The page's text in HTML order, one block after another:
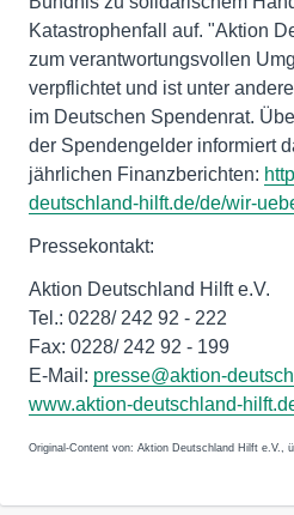
Katastrophenfall auf. "Aktion
zum verantwortungsvollen
verpflichtet und ist unter
im Deutschen Spendenrat.
der Spendengelder informiert
jährlichen Finanzberichten:
deutschland-hilft.de/de/wir-
Pressekontakt:
Aktion Deutschland Hilft e.V.
Tel.: 0228/ 242 92 - 222
Fax: 0228/ 242 92 - 199
E-Mail: presse@aktion-
www.aktion-deutschland-
Original-Content von: Aktion Deutschland Hilft e.V.,